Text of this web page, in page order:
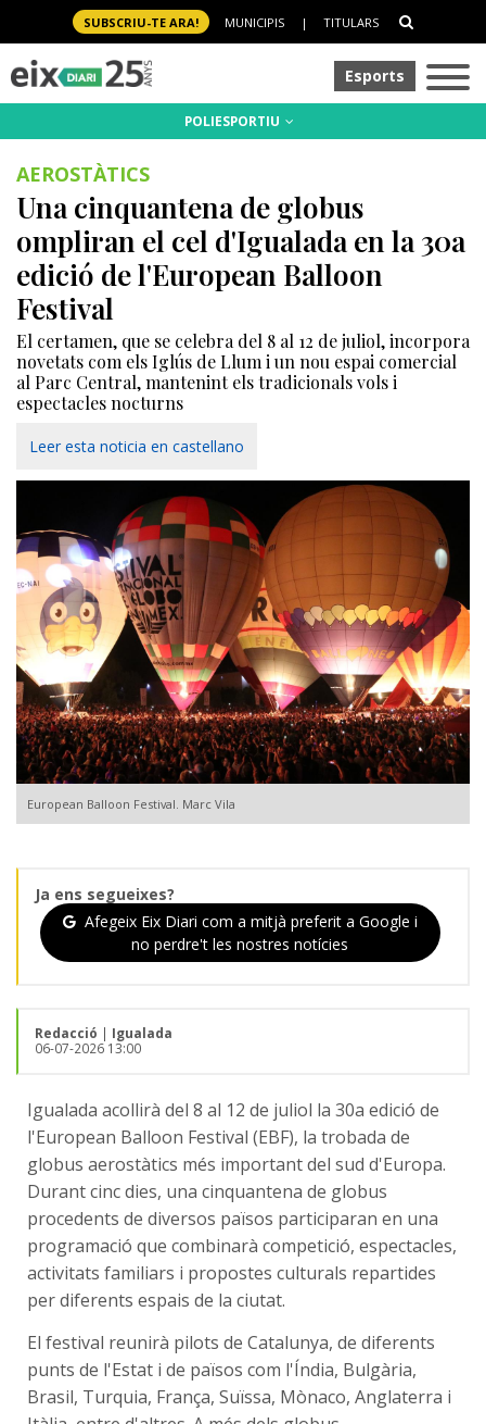
SUBSCRIU-TE ARA! MUNICIPIS | TITULARS
Esports
POLIESPORTIU
AEROSTÀTICS
Una cinquantena de globus
ompliran el cel d'Igualada en la 30a
edició de l'European Balloon
Festival
El certamen, que se celebra del 8 al 12 de juliol, incorpora
novetats com els Iglús de Llum i un nou espai comercial
al Parc Central, mantenint els tradicionals vols i
espectacles nocturns
Leer esta noticia en castellano
European Balloon Festival. Marc Vila
Ja ens segueixes?
Afegeix Eix Diari com a mitjà preferit a Google i
no perdre't les nostres notícies
Redacció | Igualada
06-07-2026 13:00
Igualada acollirà del 8 al 12 de juliol la 30a edició de
l'European Balloon Festival (EBF), la trobada de
globus aerostàtics més important del sud d'Europa.
Durant cinc dies, una cinquantena de globus
procedents de diversos països participaran en una
programació que combinarà competició, espectacles,
activitats familiars i propostes culturals repartides
per diferents espais de la ciutat.
El festival reunirà pilots de Catalunya, de diferents
punts de l'Estat i de països com l'Índia, Bulgària,
Brasil, Turquia, França, Suïssa, Mònaco, Anglaterra i